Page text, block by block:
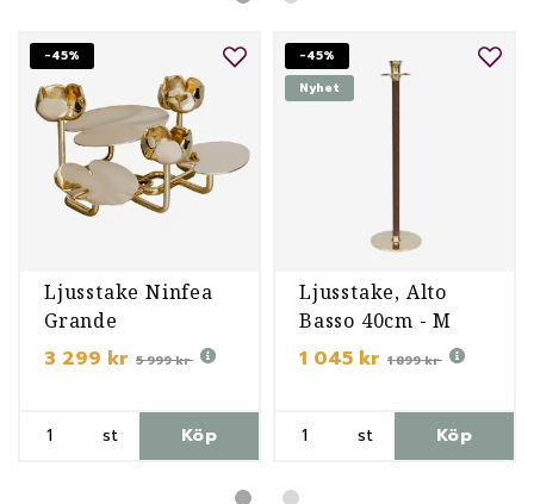
-45%
Ljusstake Ninfea
Grande
3 299 kr 5 999 kr
st Köp
-45%
Nyhet
Ljusstake, Alto
Basso 40cm - M
1 045 kr 1 899 kr
st Köp